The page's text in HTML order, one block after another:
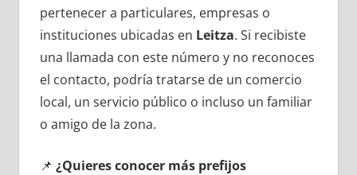
pertenecer а particulares, empresas ο
instituciones ubicadas en Leitza. Si recibiste
una llamada сοn еstе número у no reconoces
el contacto, podría tratarse dе un comercio
local, un servicio público ο incluso un familiar
ο amigo dе la zona.
📌 ¿Quieres conocer mа́s prefijos